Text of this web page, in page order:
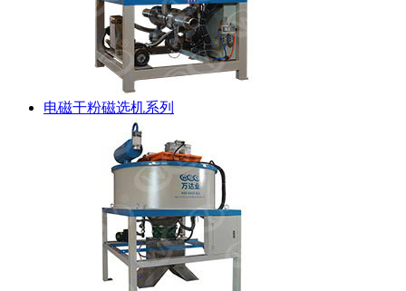
电磁干粉磁选机系列